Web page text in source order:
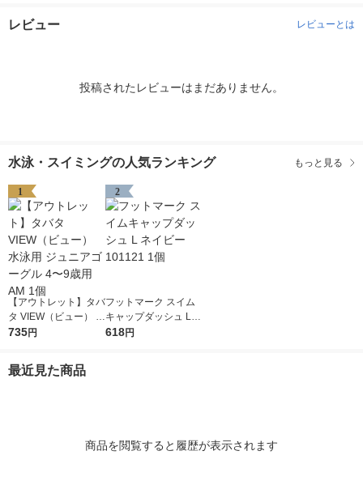
レビュー レビューとは
投稿されたレビューはまだありません。
水泳・スイミングの人気ランキング もっと見る
1
【アウトレット】タバ
タ VIEW（ビュー） 水
泳用 ジュニアゴーグ
735円
2
フットマーク スイム
キャップダッシュ L
ネイビー 101121 1個
618円
最近見た商品
商品を閲覧すると履歴が表示されます